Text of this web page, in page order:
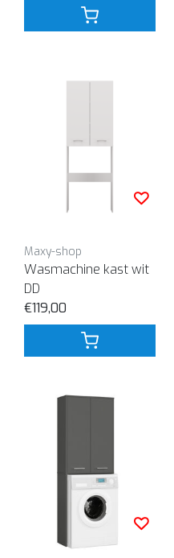
Maxy-shop
Wasmachine kast wit
DD
€119,00